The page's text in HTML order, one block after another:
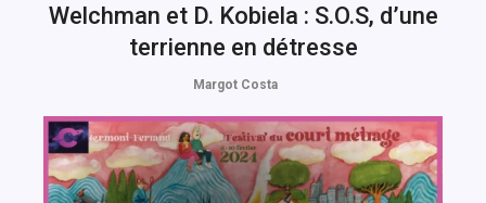
Welchman et D. Kobiela : S.O.S, d’une
terrienne en détresse
Margot Costa